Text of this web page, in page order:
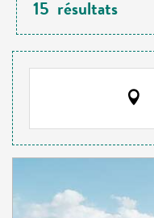
15 résultats